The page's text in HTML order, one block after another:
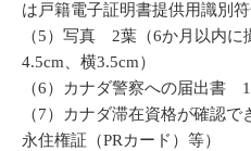
は戸籍電子証明書提供用識別
（5）写真 2葉（6か月以内
4.5cm、横3.5cm）
（6）カナダ警察への届出書
（7）カナダ滞在資格が確認で
永住権証（PRカード）等）